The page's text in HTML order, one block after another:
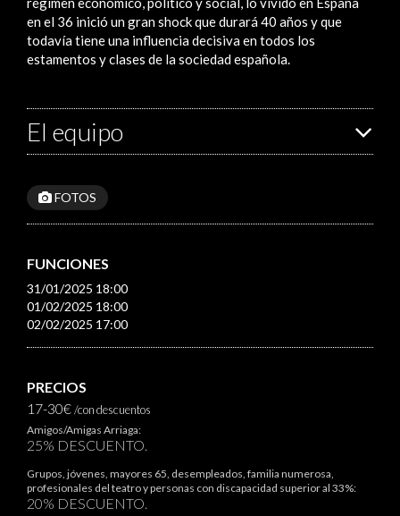
en el 36 inició un gran shock que durará 40 años y que
todavía tiene una influencia decisiva en todos los
estamentos y clases de la sociedad española.
El equipo
FOTOS
FUNCIONES
31/01/2025 18:00
01/02/2025 18:00
02/02/2025 17:00
PRECIOS
17-30€/con descuentos
Amigos/Amigas Arriaga:
25% DESCUENTO.
Grupos, jóvenes, mayores 65, desempleados, familia numerosa,
profesionales del teatro y personas con discapacidad superior al 33%:
20% DESCUENTO.